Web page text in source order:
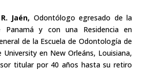
Jaén, Odontólogo egresado de la
Panamá y con una Residencia en
de la Escuela de Odontología de
University en New Orleáns, Louisiana,
titular por 40 años hasta su retiro